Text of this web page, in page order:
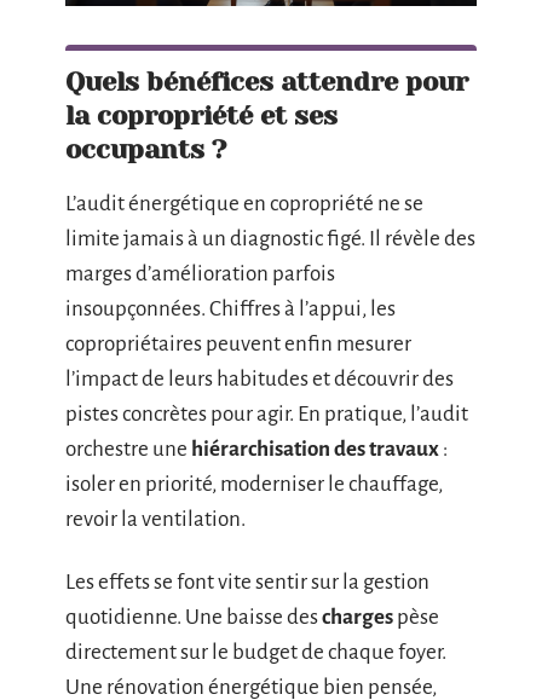
Quels bénéfices attendre pour
la copropriété et ses
occupants ?
L’audit énergétique en copropriété ne se
limite jamais à un diagnostic figé. Il révèle des
marges d’amélioration parfois
insoupçonnées. Chiffres à l’appui, les
copropriétaires peuvent enfin mesurer
l’impact de leurs habitudes et découvrir des
pistes concrètes pour agir. En pratique, l’audit
orchestre une hiérarchisation des travaux :
isoler en priorité, moderniser le chauffage,
revoir la ventilation.
Les effets se font vite sentir sur la gestion
quotidienne. Une baisse descharges pèse
directement sur le budget de chaque foyer.
Une rénovation énergétique bien pensée,